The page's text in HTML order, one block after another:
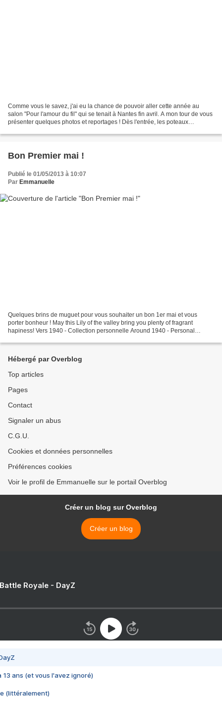
Comme vous le savez, j'ai eu la chance de pouvoir aller cette année au
salon "Pour l'amour du fil" qui se tenait à Nantes fin avril. A mon tour de vous
présenter quelques photos et reportages ! Dès l'entrée, les poteaux
Bon Premier mai !
Publié le 01/05/2013 à 10:07
Par Emmanuelle
Quelques brins de muguet pour vous souhaiter un bon 1er mai et vous
porter bonheur ! May this Lily of the valley bring you plenty of fragrant
hapiness! Vers 1940 - Collection personnelle Around 1940 - Personal
Hébergé par Overblog
Top articles
Pages
Contact
Signaler un abus
C.G.U.
Cookies et données personnelles
Préférences cookies
Voir le profil de Emmanuelle sur le portail Overblog
Créer un blog sur Overblog
Créer un blog
Royale - DayZ
13 ans (et vous l'avez ignoré)
(littéralement)